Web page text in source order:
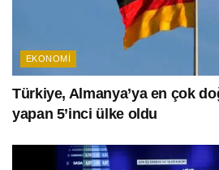
EKONOMI
Türkiye, Almanya’ya en çok
yapan 5’inci ülke oldu